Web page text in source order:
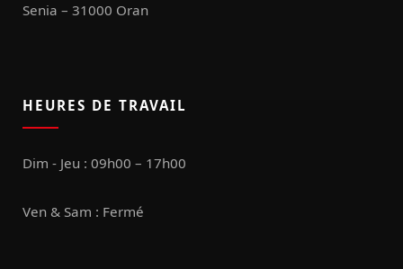
Senia – 31000 Oran
HEURES DE TRAVAIL
Dim - Jeu : 09h00 – 17h00
Ven & Sam : Fermé